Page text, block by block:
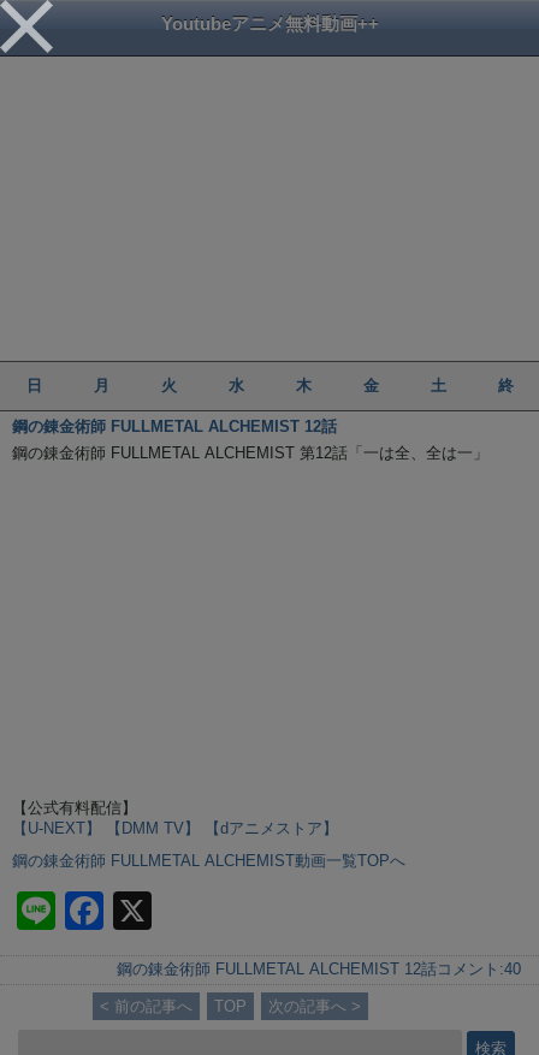
Youtubeアニメ無料動画++
日 月 火 水 木 金 土 終
鋼の錬金術師 FULLMETAL ALCHEMIST 12話
鋼の錬金術師 FULLMETAL ALCHEMIST 第12話「一は全、全は一」
【公式有料配信】
【U-NEXT】
【DMM TV】
【dアニメストア】
鋼の錬金術師 FULLMETAL ALCHEMIST動画一覧TOPへ
Li
n
e
F
a
c
e
鋼の錬金術師 FULLMETAL ALCHEMIST 12話 コメント:40
< 前の記事へ TOP 次の記事へ >